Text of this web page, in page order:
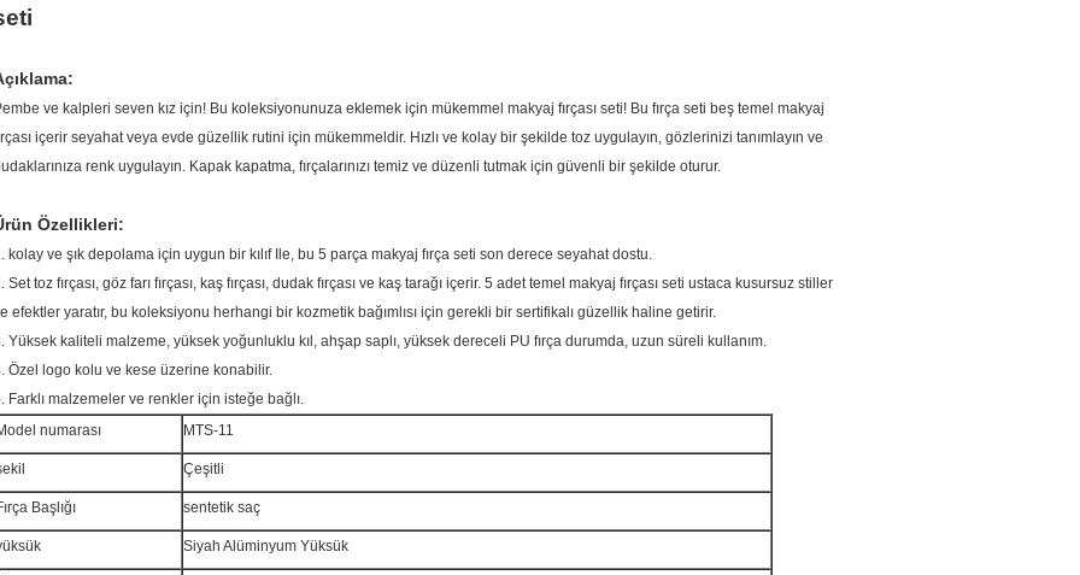
ve kalpleri seven kız için! Bu koleksiyonunuza eklemek için mükemmel makyaj fırçası seti! Bu fırça seti beş temel makyaj
içerir seyahat veya evde güzellik rutini için mükemmeldir. Hızlı ve kolay bir şekilde toz uygulayın, gözlerinizi tanımlayın ve
renk uygulayın. Kapak kapatma, fırçalarınızı temiz ve düzenli tutmak için güvenli bir şekilde oturur.
Özellikleri:
kolay ve şık depolama için uygun bir kılıf Ile, bu 5 parça makyaj fırça seti son derece seyahat dostu.
Set toz fırçası, göz farı fırçası, kaş fırçası, dudak fırçası ve kaş tarağı içerir. 5 adet temel makyaj fırçası seti ustaca kusursuz stiller
efektler yaratır, bu koleksiyonu herhangi bir kozmetik bağımlısı için gerekli bir sertifikalı güzellik haline getirir.
Yüksek kaliteli malzeme, yüksek yoğunluklu kıl, ahşap saplı, yüksek dereceli PU fırça durumda, uzun süreli kullanım.
Özel logo kolu ve kese üzerine konabilir.
Farklı malzemeler ve renkler için isteğe bağlı.
numarası
MTS-11
Çeşitli
Başlığı sentetik saç
Siyah Alüminyum Yüksük